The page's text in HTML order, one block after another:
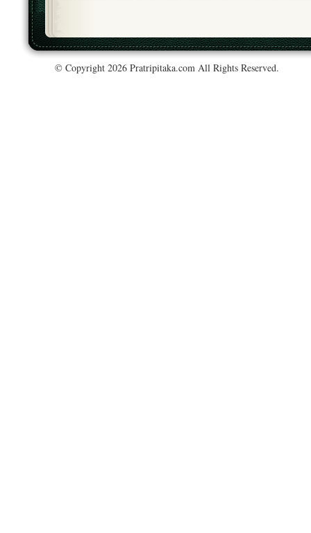
© Copyright 2026 Pratripitaka.com All Rights Reserved.